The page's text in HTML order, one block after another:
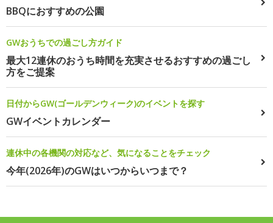
BBQにおすすめの公園
GWおうちでの過ごし方ガイド
最大12連休のおうち時間を充実させるおすすめの過ごし
方をご提案
日付からGW(ゴールデンウィーク)のイベントを探す
GWイベントカレンダー
連休中の各機関の対応など、気になることをチェック
今年(2026年)のGWはいつからいつまで？